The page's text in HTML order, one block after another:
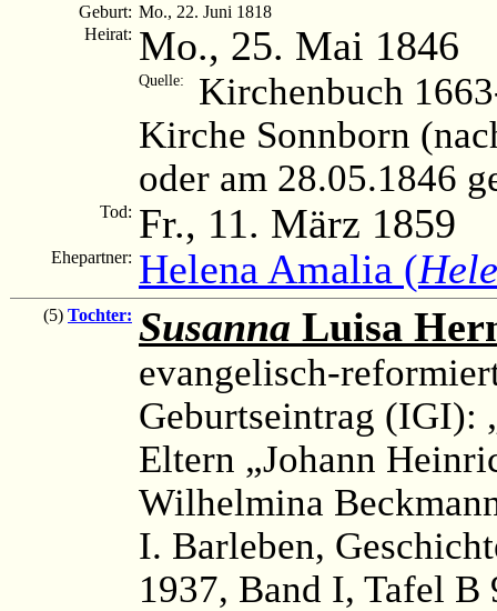
Geburt: Mo., 22. Juni 1818
Heirat: Mo., 25. Mai 1846
Quelle:
Kirchenbuch
Kirche Sonnborn
oder am 28.05.1846
Tod: Fr., 11. März 1859
Ehepartner: Helena Amalia (
(5) Tochter: Susanna Luisa
evangelisch-
Geburtseintrag (IGI):
Eltern „Johann
Wilhelmina
I. Barleben,
1937, Band I, Tafel B